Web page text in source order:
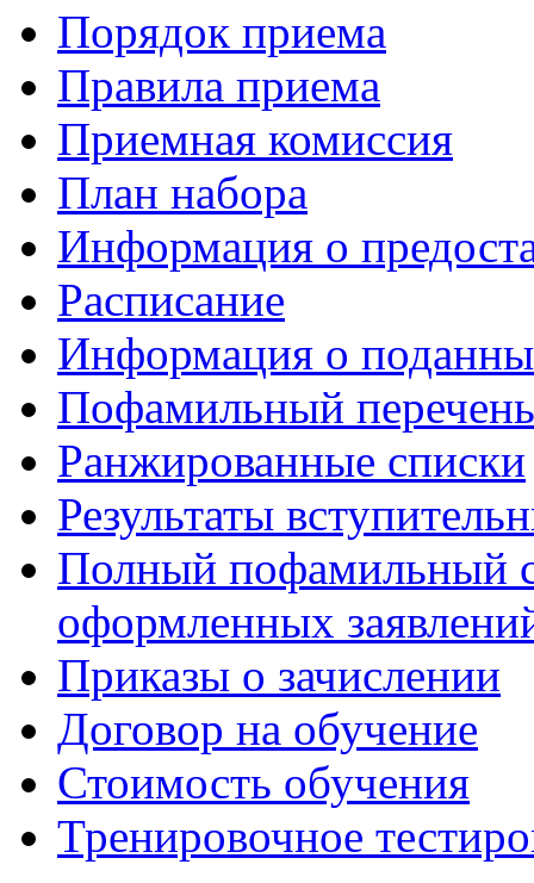
Порядок приема
Правила приема
Приемная комиссия
План набора
Информация о
Расписание
Информация о
Пофамильный
Ранжированные списки
Результаты
Полный пофамильный
оформленных
Приказы о зачислении
Договор на обучение
Стоимость обучения
Тренировочное